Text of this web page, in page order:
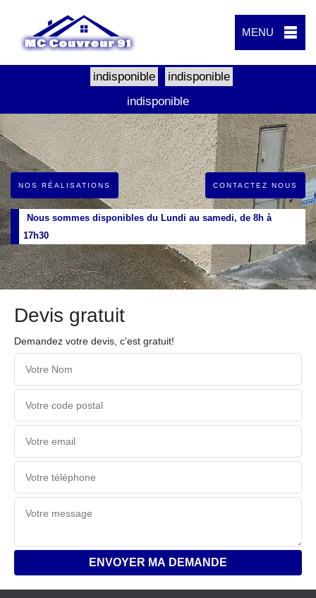
MENU
indisponible
indisponible
indisponible
NOS RÉALISATIONS CONTACTEZ NOUS
Nous sommes disponibles du Lundi au samedi, de 8h à
17h30
Devis gratuit
Demandez votre devis, c'est gratuit!